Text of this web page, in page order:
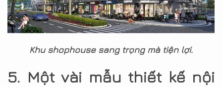
Khu shophouse sang trọng mà tiện lợi.
5. Một vài mẫu thiết kế nội